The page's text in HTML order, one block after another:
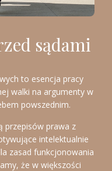
sądami
to esencja pracy
walki na argumenty w
powszednim.
przepisów prawa z
intelektualnie
zasad funkcjonowania
że w większości